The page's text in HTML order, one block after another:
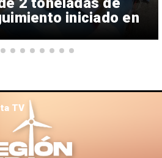
iniciado en
TV